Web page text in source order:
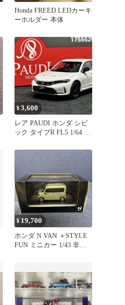
Honda FREED LEDカーキ
ーホルダー 本体
¥3,600
レア PAUDI ホンダ シビ
ック タイプR FL5 1/64 ホ
¥ 19,700
ホンダ N VAN ＋STYLE
FUN ミニカー 1/43 非売